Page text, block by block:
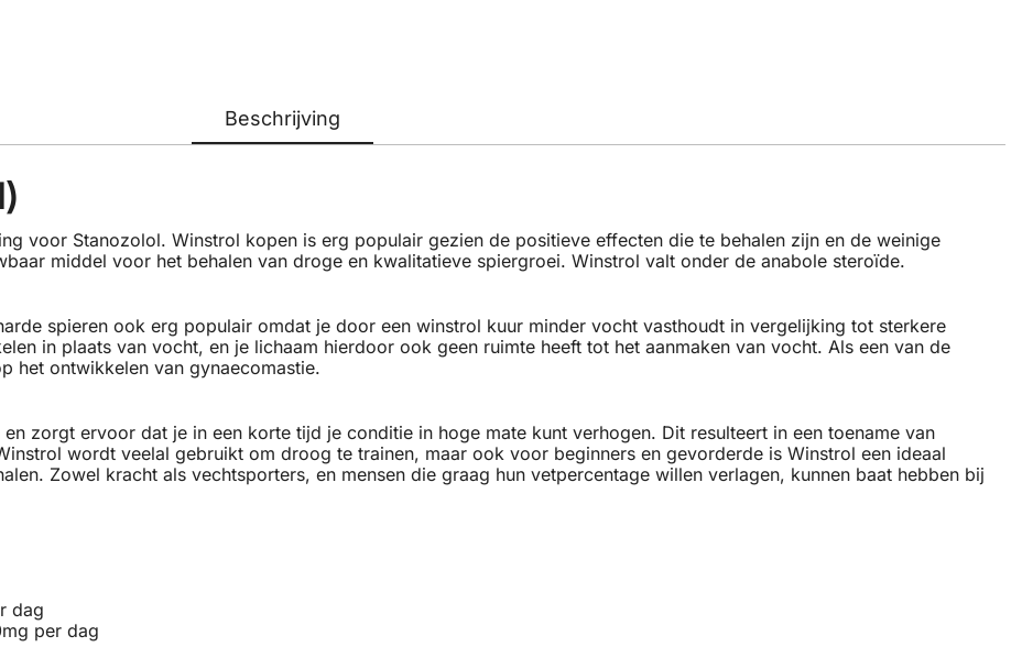
Beschrijving
voor Stanozolol. Winstrol kopen is erg populair gezien de positieve effecten die te behalen zijn en de weinige
middel voor het behalen van droge en kwalitatieve spiergroei. Winstrol valt onder de anabole steroïde.
spieren ook erg populair omdat je door een winstrol kuur minder vocht vasthoudt in vergelijking tot sterkere
in plaats van vocht, en je lichaam hierdoor ook geen ruimte heeft tot het aanmaken van vocht. Als een van de
het ontwikkelen van gynaecomastie.
zorgt ervoor dat je in een korte tijd je conditie in hoge mate kunt verhogen. Dit resulteert in een toename van
wordt veelal gebruikt om droog te trainen, maar ook voor beginners en gevorderde is Winstrol een ideaal
Zowel kracht als vechtsporters, en mensen die graag hun vetpercentage willen verlagen, kunnen baat hebben bij
dag
per dag